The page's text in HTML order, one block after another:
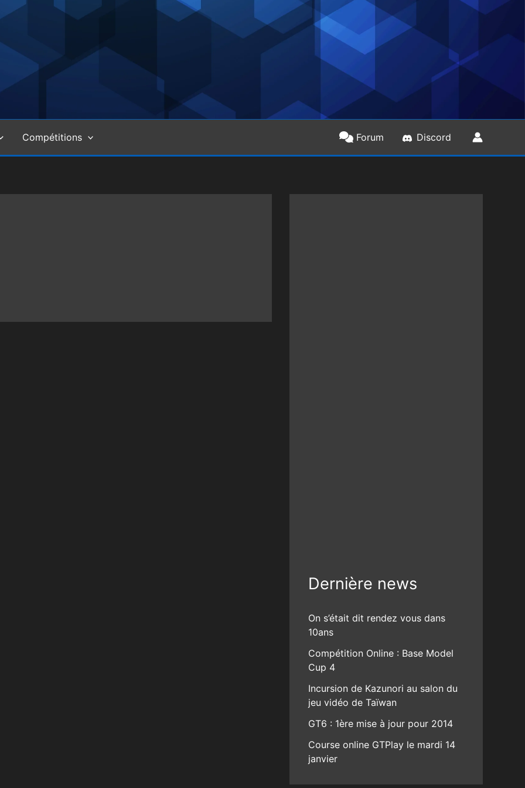
Compétitions Forum Discord
Dernière news
On s’était dit rendez vous dans
10ans
Compétition Online : Base Model
Cup 4
Incursion de Kazunori au salon du
jeu vidéo de Taïwan
GT6 : 1ère mise à jour pour 2014
Course online GTPlay le mardi 14
janvier